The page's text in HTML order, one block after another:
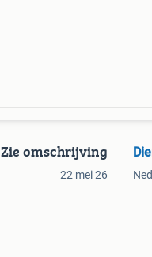
Zie omschrijving
22 mei 26